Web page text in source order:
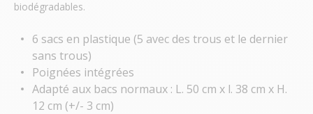
biodégradables.
6 sacs en plastique (5 avec des trous et le dernier
sans trous)
Poignées intégrées
Adapté aux bacs normaux : L. 50 cm x l. 38 cm x H.
12 cm (+/- 3 cm)